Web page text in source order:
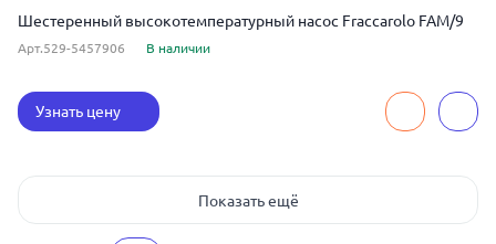
Шестеренный высокотемпературный насос Fraccarolo FAM/9
Арт.529-5457906 В наличии
Узнать цену
Показать ещё